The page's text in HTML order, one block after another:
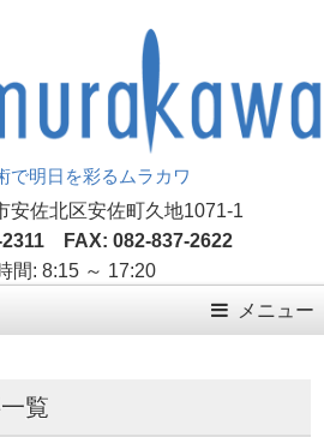
で明日を彩るムラカワ
安佐北区安佐町久地1071-1
2311 FAX: 082-837-2622
間: 8:15 ～ 17:20
メニュー
覧